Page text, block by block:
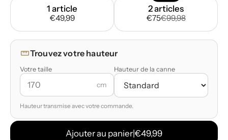
1 article
€49,99
2 articles
€75€99,98
Trouvez votre hauteur
Votre taille
cm
Hauteur de la canne
Hauteur transmise avec votre commande.
Ajouter au panier €49,99